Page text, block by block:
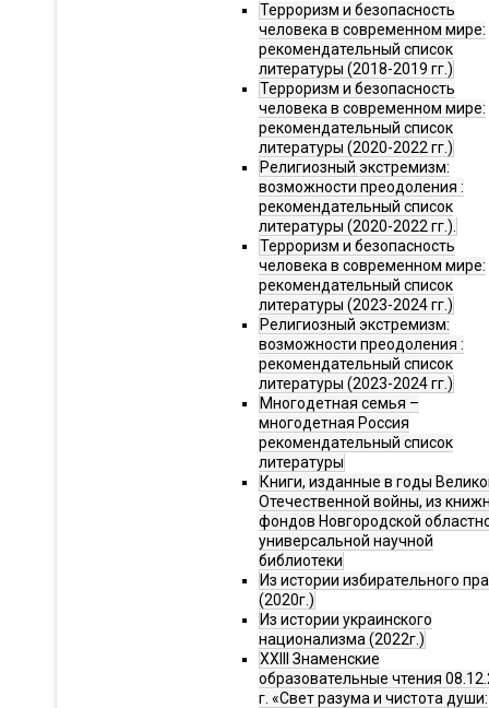
Терроризм и безопасность
человека в современном мире:
рекомендательный список
литературы (2018-2019 гг.)
Терроризм и безопасность
человека в современном мире:
рекомендательный список
литературы (2020-2022 гг.)
Религиозный экстремизм:
возможности преодоления :
рекомендательный список
литературы (2020-2022 гг.).
Терроризм и безопасность
человека в современном мире:
рекомендательный список
литературы (2023-2024 гг.)
Религиозный экстремизм:
возможности преодоления :
рекомендательный список
литературы (2023-2024 гг.)
Многодетная семья –
многодетная Россия
рекомендательный список
литературы
Книги, изданные в годы
Отечественной войны, из
фондов Новгородской
универсальной научной
библиотеки
Из истории избирательного
(2020г.)
Из истории украинского
национализма (2022г.)
XXIII Знаменские
образовательные чтения
г. «Свет разума и чистота души: